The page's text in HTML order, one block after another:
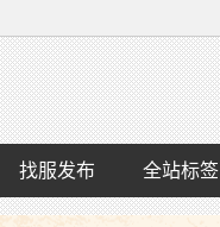
找服发布 全站标签